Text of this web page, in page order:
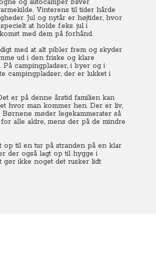
og autocamper bliver
Vinterens til tider hårde
Jul og nytår er højtider, hvor
at holde f.eks. jul i
med dem på forhånd.
med at alt pibler frem og skyder
ud i den friske og klare
campingpladser, i byer og i
campingpladser, der er lukket i
er på denne årstid familien kan
hvor man kommer hen. Der er liv,
møder legekammerater så
alle aldre, mens der på de mindre
op til en tur på stranden på en klar
der også lagt op til hygge i
gør ikke noget det rusker lidt